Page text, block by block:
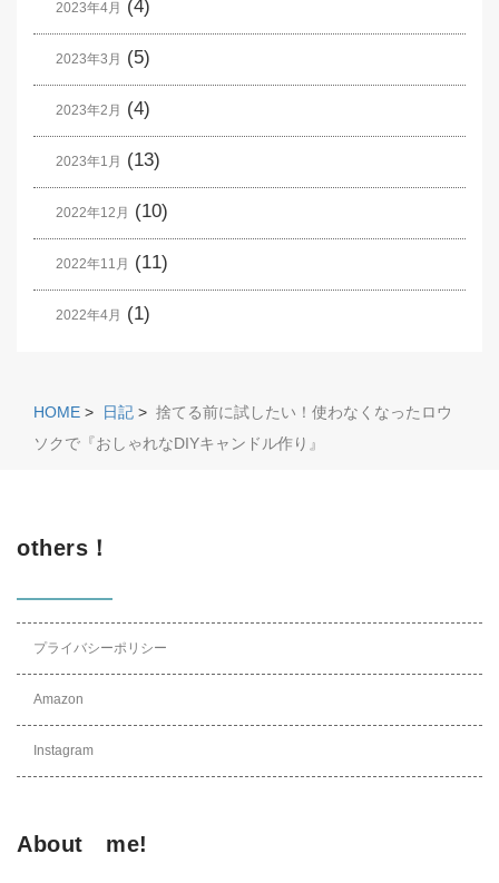
2023年4月 (4)
2023年3月 (5)
2023年2月 (4)
2023年1月 (13)
2022年12月 (10)
2022年11月 (11)
2022年4月 (1)
HOME > 日記 > 捨てる前に試したい！使わなくなったロウ
ソクで『おしゃれなDIYキャンドル作り』
others！
プライバシーポリシー
Amazon
Instagram
About me!